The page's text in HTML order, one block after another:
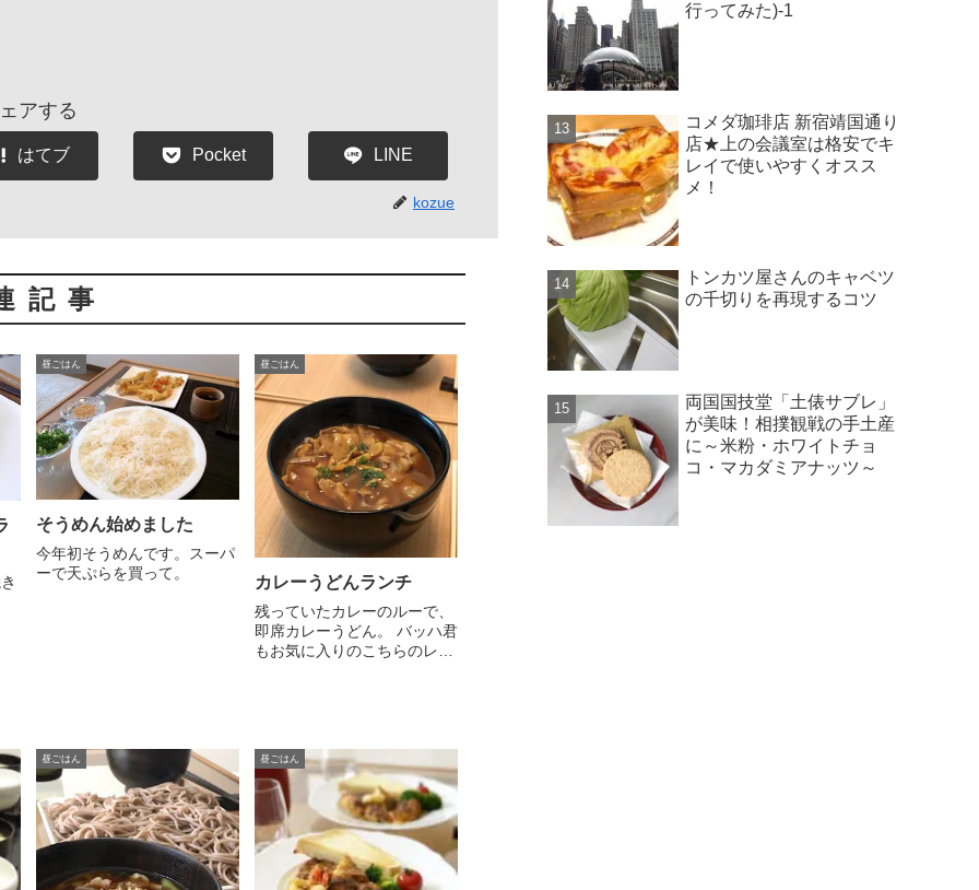
アする
はてブ Pocket LINE
kozue
記事
昼ごはん
そうめん始めました
今年初そうめんです。スーパ
ーで天ぷらを買って。
昼ごはん
カレーうどんランチ
残っていたカレーのルーで、
即席カレーうどん。 バッハ君
もお気に入りのこちらのレ
昼ごはん 昼ごはん
行ってみた)-1
コメダ珈琲店 新宿靖国通り
店★上の会議室は格安でキ
レイで使いやすくオスス
メ！
トンカツ屋さんのキャベツ
の千切りを再現するコツ
両国国技堂「土俵サブレ」
が美味！相撲観戦の手土産
に～米粉・ホワイトチョ
コ・マカダミアナッツ～